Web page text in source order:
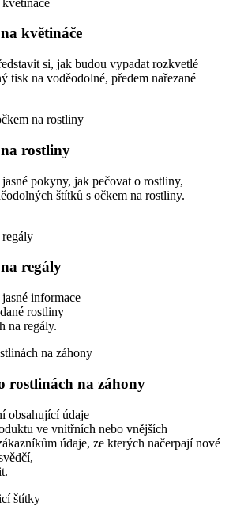
květináče
si, jak budou vypadat rozkvetlé
tisk na voděodolné, předem nařezané
rostliny
pokyny, jak pečovat o rostliny,
štítků s očkem na rostliny.
regály
informace
rostliny
na regály.
rostlinách na záhony
obsahující údaje
ve vnitřních nebo vnějších
údaje, ze kterých načerpají nové